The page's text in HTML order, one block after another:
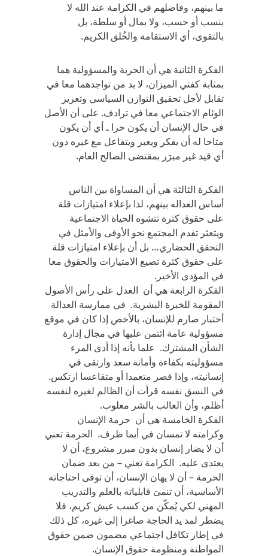
ما بينهم، وفاضلهم في الكرامة عند الله لا
بنسب أو حسب، ولا بمال أو سلطة، بل
بالتقوى، أي الاستقامة والخُلق الكريم.
الفكرة الثانية هي أن الحرية والمسؤولية هما
بمثابة كفتي الميزان، لا بد من تواجدهما معا في
تقابل لأجل تحقيق التوازن السياسي وتعزيز
الوئام الاجتماعي معا في ترادف. على أن الأصل
في حال الإنسان أن يكون حرا ـ أي أن يكون
متاحا له أن يفكر ويعبر ويتفاعل مع غيره دون
أي قيد غير مبرَر بمقتضى الصالح العام.
الفكرة الثالثة هي أن المساواة بين الناس
أساس العداله بينهم، لذا بإعلاء امتيازات قلة
على حقوق كثرة تتشوه الحياة الاجتماعية
ويتعثر تقدم المجتمع نحو الأوفى والأمثل في
التحقق الحضاري… بل أن بإعلاء امتيازات قلة
على حقوق كثرة تضيع الامتيازات والحقوق معا
في المؤدى الأخير.
الفكرة الرابعة هي أن العدل على رأس الأصول
المقومة للخبرة البشرية. في ممارسة العدالة
أختبار صارم للإنسان، بالأخص إذا كان في موقع
مسؤولية عامة ائتمن عليها في مجال إدارة
الشأن المشترك. علما بأنه إذا أدى المرء
مسؤوليته بكفاءة وأمانة سعد وارتقى في
إنسانيته، وإذا قصر متعمدا أو متقاعسا ارتكس.
في النسق نفسه قرأت أن الظالم لغيره لنفسه
أظلم، وأن الغالب بالشر مغلوب.
الفكرة الخامسة هي أن حرمة الإنسان
وكرامته لا تمسان في أيما ظرف. الحرمة تعني
أن لا يضار إنسان بدون مبرر مشروع، أن لا
يعتدى عليه. الكرامة تعني – من بعد ضمان
الحرمة – أن لا يهان الإنسان، أن توفى احتاجاته
الأساسية، أن تنمىَ قابلياته بالعلم والتدريب
المهني لكي يُمكّن من كسب عيش كريم، فلا
يضطر لمد يد الحاجة صاغرا إلى غيره، كل ذلك
في إطار تكافل اجتماعي مضمون ضمن حقوق
المواطنة ومنظومة حقوق الإنسان.